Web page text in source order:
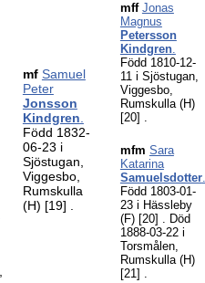
mf Samuel
Peter
Jonsson
Kindgren
Född 1832-
06-23 i
Sjöstugan,
Viggesbo,
Rumskulla
(H) [19]
mff Jonas
Magnus
Petersson
Kindgren.
Född 1810-12-
11 i Sjöstugan,
Viggesbo,
Rumskulla (H)
[20] .
mfm Sara
Katarina
Samuelsdotter.
Född 1803-01-
23 i Hässleby
(F) [20] . Död
1888-03-22 i
Torsmålen,
Rumskulla (H)
[21] .